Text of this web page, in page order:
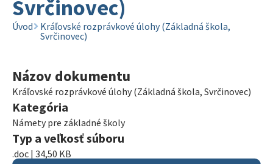
Svrčinovec)
Úvod
Kráľovské rozprávkové úlohy (Základná škola,
Svrčinovec)
Názov dokumentu
Kráľovské rozprávkové úlohy (Základná škola, Svrčinovec)
Kategória
Námety pre základné školy
Typ a veľkosť súboru
.doc | 34,50 KB